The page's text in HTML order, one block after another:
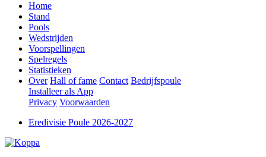
Home
Stand
Pools
Wedstrijden
Voorspellingen
Spelregels
Statistieken
Over Hall of fame Contact Bedrijfspoule
Installeer als App
Privacy Voorwaarden
Eredivisie Poule 2026-2027